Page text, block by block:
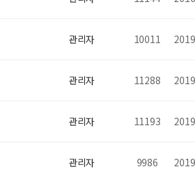
관리자 10011
관리자 11288
관리자 11193
관리자 9986